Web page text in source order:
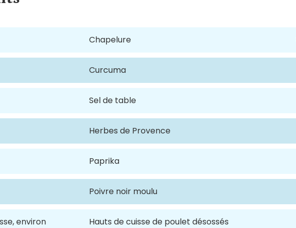
Chapelure
Curcuma
Sel de table
Herbes de Provence
Paprika
Poivre noir moulu
environ Hauts de cuisse de poulet désossés